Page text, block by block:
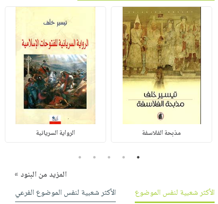
مذبحة الفلاسفة الرواية السريانية
1
2
3
4
5
المزيد من البنود »
الأكثر شعبية لنفس الموضوع
الأكثر شعبية لنفس الموضوع الفرعي